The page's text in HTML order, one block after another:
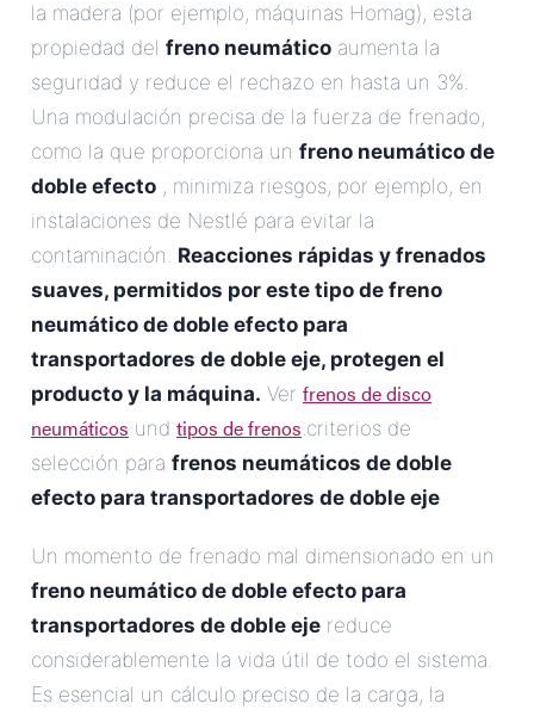
la madera (por ejemplo, máquinas Homag), esta
propiedad del freno neumático aumenta la
seguridad y reduce el rechazo en hasta un 3%.
Una modulación precisa de la fuerza de frenado,
como la que proporciona un freno neumático de
doble efecto , minimiza riesgos, por ejemplo, en
instalaciones de Nestlé para evitar la
contaminación. Reacciones rápidas y frenados
suaves, permitidos por este tipo de freno
neumático de doble efecto para
transportadores de doble eje, protegen el
producto y la máquina. Ver frenos de disco
neumáticos und tipos de frenos.criterios de
selección para frenos neumáticos de doble
efecto para transportadores de doble eje
Un momento de frenado mal dimensionado en un
freno neumático de doble efecto para
transportadores de doble eje reduce
considerablemente la vida útil de todo el sistema.
Es esencial un cálculo preciso de la carga, la